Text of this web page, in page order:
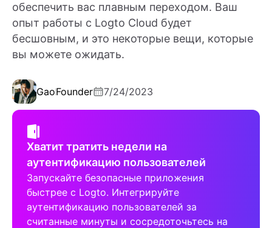
обеспечить вас плавным переходом. Ваш
опыт работы с Logto Cloud будет
бесшовным, и это некоторые вещи, которые
вы можете ожидать.
GaoFounder 7/24/2023
Хватит тратить недели на
аутентификацию пользователей
Запускайте безопасные приложения
быстрее с Logto. Интегрируйте
аутентификацию пользователей за
считанные минуты и сосредоточьтесь на